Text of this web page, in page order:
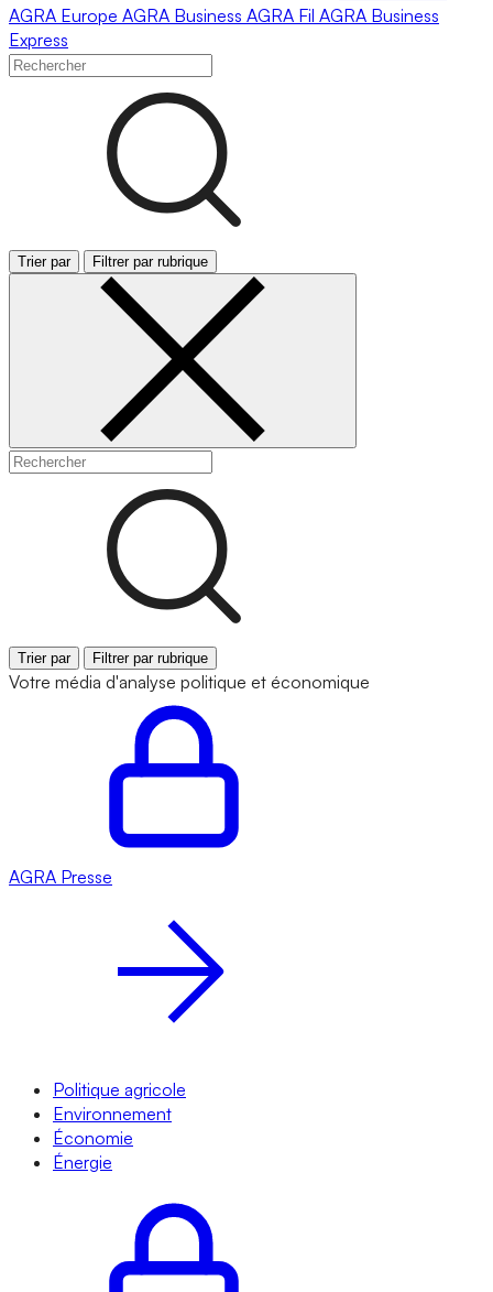
AGRA Europe AGRA Business AGRA Fil AGRA Business
Express
Trier par Filtrer par rubrique
Trier par Filtrer par rubrique
Votre média d'analyse politique et économique
AGRA Presse
Politique agricole
Environnement
Économie
Énergie